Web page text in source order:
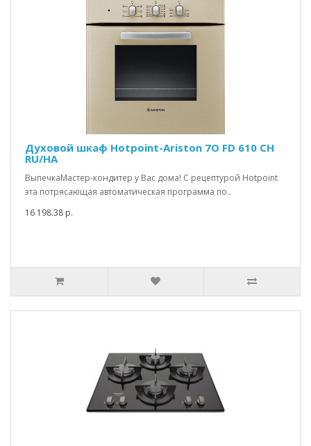
Духовой шкаф Hotpoint-Ariston 7O FD 610 CH
RU/HA
ВыпечкаМастер-кондитер у Вас дома! С рецептурой Hotpoint
эта потрясающая автоматическая программа по..
16 198.38 р.